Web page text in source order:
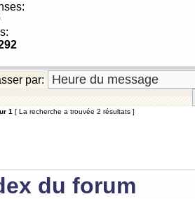
par:
1 [ La recherche a trouvée 2 résultats ]
du forum